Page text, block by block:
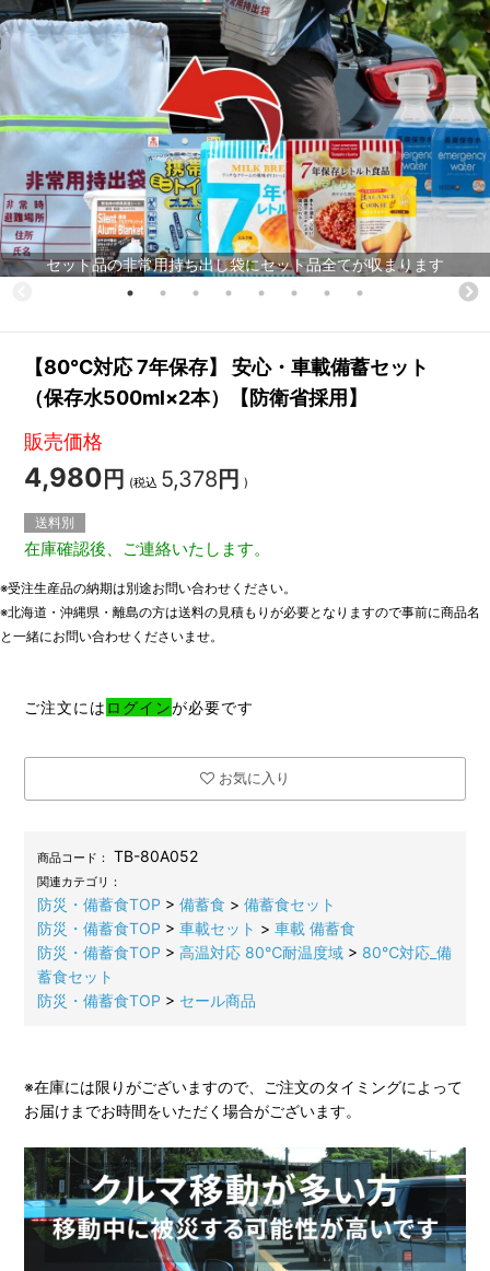
セット品の非常用持ち出し袋にセット品全てが収まります
【80℃対応 7年保存】 安心・車載備蓄セット
（保存水500ml×2本）【防衛省採用】
販売価格
4,980 円 (税込 5,378 円 )
送料別
在庫確認後、ご連絡いたします。
※受注生産品の納期は別途お問い合わせください。
※北海道・沖縄県・離島の方は送料の見積もりが必要となりますので事前に商品名
と一緒にお問い合わせくださいませ。
ご注文には ログインが必要です
お気に入り
商品コード： TB-80A052
関連カテゴリ：
防災・備蓄食TOP >備蓄食 >備蓄食セット
防災・備蓄食TOP >車載セット >車載 備蓄食
防災・備蓄食TOP >高温対応 80℃耐温度域 > 80℃対応_備
蓄食セット
防災・備蓄食TOP > セール商品
※在庫には限りがございますので、ご注文のタイミングによって
お届けまでお時間をいただく場合がございます。